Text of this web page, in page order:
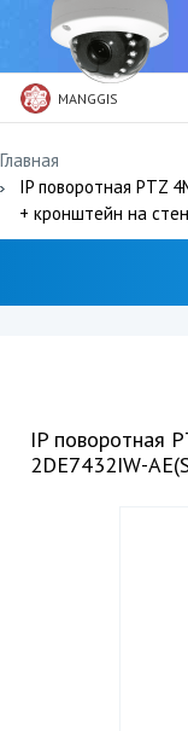
MANGGIS
Главная
IP поворотная PTZ
+ кронштейн на
IP поворотная
2DE7432IW-